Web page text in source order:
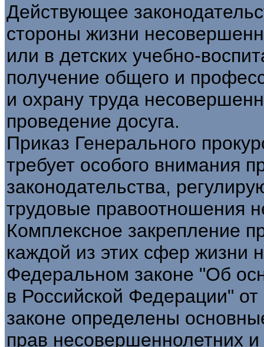
Действующее
стороны жизни
или в детских учебно-
получение общего и
и охрану труда
проведение досуга.
Приказ Генерального
требует особого внимания
законодательства,
трудовые правоотношения
Комплексное закрепление
каждой из этих сфер жизни
Федеральном законе "Об
в Российской Федерации"
законе определены
прав несовершеннолетних